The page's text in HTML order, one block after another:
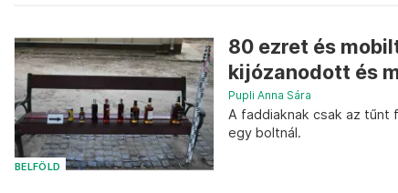
BELFÖLD
80 ezret és
kijózanodott és
Pupli Anna Sára
A faddiaknak csak az tűnt
egy boltnál.